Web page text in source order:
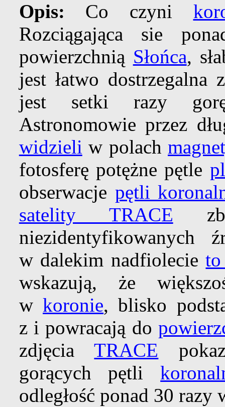
Opis: Co czyni
Rozciągająca sie
powierzchnią Słońca,
jest łatwo dostrzegalna
jest setki razy
Astronomowie przez
widzieli w polach
fotosferę potężne pętle
obserwacje pętli
satelity TRACE
niezidentyfikowanych
w dalekim nadfiolecie
wskazują, że
wkoronie, blisko
z i powracają do
zdjęciaTRACE
gorących pętli
odległość ponad 30